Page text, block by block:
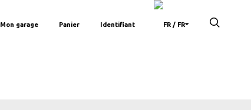
/ FR
Mon garage Panier Identifiant